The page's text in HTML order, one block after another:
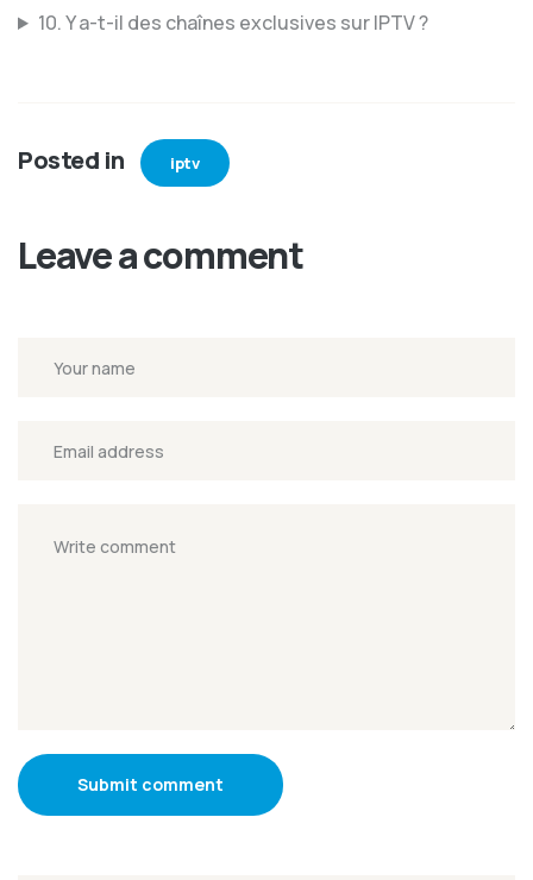
10. Y a-t-il des chaînes exclusives sur IPTV ?
Posted in iptv
Leave a comment
Submit comment